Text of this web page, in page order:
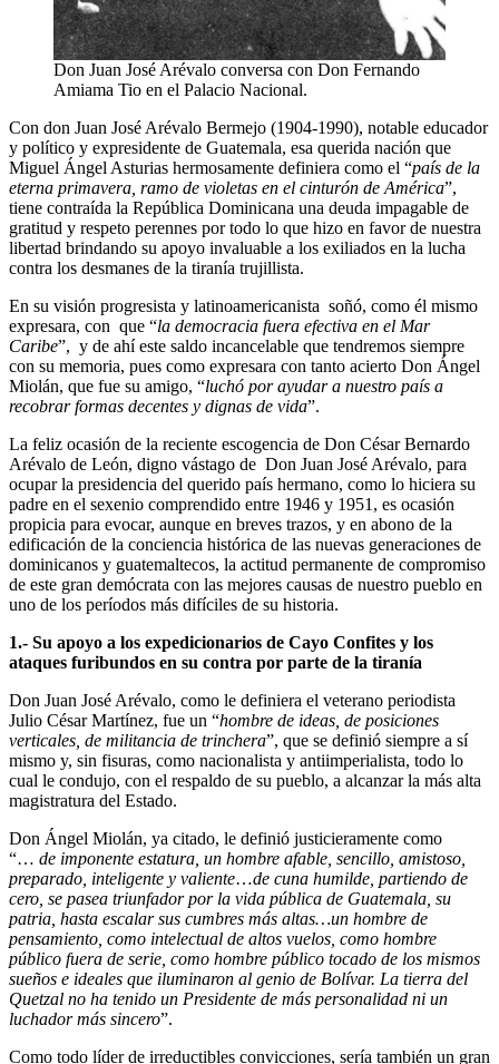
Don Juan José Arévalo conversa con Don Fernando
Amiama Tio en el Palacio Nacional.
Con don Juan José Arévalo Bermejo (1904-1990), notable educador
y político y expresidente de Guatemala, esa querida nación que
Miguel Ángel Asturias hermosamente definiera como el “país de la
eterna primavera, ramo de violetas en el cinturón de América”,
tiene contraída la República Dominicana una deuda impagable de
gratitud y respeto perennes por todo lo que hizo en favor de nuestra
libertad brindando su apoyo invaluable a los exiliados en la lucha
contra los desmanes de la tiranía trujillista.
En su visión progresista y latinoamericanista soñó, como él mismo
expresara, con que “la democracia fuera efectiva en el Mar
Caribe”, y de ahí este saldo incancelable que tendremos siempre
con su memoria, pues como expresara con tanto acierto Don Ángel
Miolán, que fue su amigo, “luchó por ayudar a nuestro país a
recobrar formas decentes y dignas de vida”.
La feliz ocasión de la reciente escogencia de Don César Bernardo
Arévalo de León, digno vástago de Don Juan José Arévalo, para
ocupar la presidencia del querido país hermano, como lo hiciera su
padre en el sexenio comprendido entre 1946 y 1951, es ocasión
propicia para evocar, aunque en breves trazos, y en abono de la
edificación de la conciencia histórica de las nuevas generaciones de
dominicanos y guatemaltecos, la actitud permanente de compromiso
de este gran demócrata con las mejores causas de nuestro pueblo en
uno de los períodos más difíciles de su historia.
1.- Su apoyo a los expedicionarios de Cayo Confites y los
ataques furibundos en su contra por parte de la tiranía
Don Juan José Arévalo, como le definiera el veterano periodista
Julio César Martínez, fue un “hombre de ideas, de posiciones
verticales, de militancia de trinchera”, que se definió siempre a sí
mismo y, sin fisuras, como nacionalista y antiimperialista, todo lo
cual le condujo, con el respaldo de su pueblo, a alcanzar la más alta
magistratura del Estado.
Don Ángel Miolán, ya citado, le definió justicieramente como
“… de imponente estatura, un hombre afable, sencillo, amistoso,
preparado, inteligente y valiente…de cuna humilde, partiendo de
cero, se pasea triunfador por la vida pública de Guatemala, su
patria, hasta escalar sus cumbres más altas…un hombre de
pensamiento, como intelectual de altos vuelos, como hombre
público fuera de serie, como hombre público tocado de los mismos
sueños e ideales que iluminaron al genio de Bolívar. La tierra del
Quetzal no ha tenido un Presidente de más personalidad ni un
luchador más sincero”.
Como todo líder de irreductibles convicciones, sería también un gran